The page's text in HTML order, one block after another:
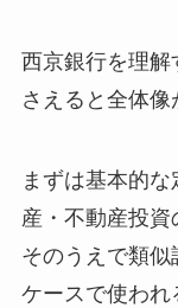
西京銀行を理解
さえると全体像
まずは基本的
産・不動産投資
そのうえで類
ケースで使われ